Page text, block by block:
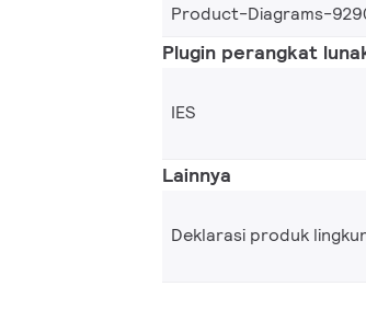
Product-Diagrams-
Plugin perangkat
IES
Lainnya
Deklarasi produk